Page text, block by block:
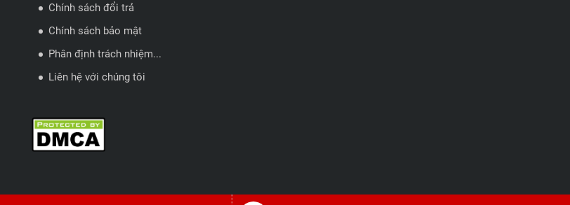
Chính sách đổi trả
Chính sách bảo mật
Phân định trách nhiệm...
Liên hệ với chúng tôi